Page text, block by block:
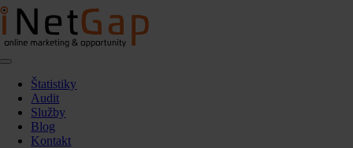
Skip
content
Toggle
NavigationŠtatistiky
Audit
Služby
Blog
Kontakt